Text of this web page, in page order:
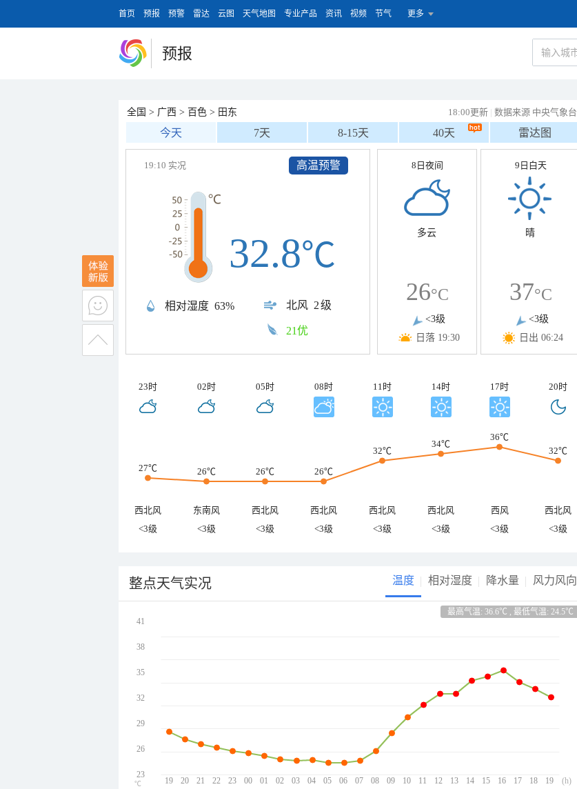
首页 预报 预警 雷达 云图 天气地图 专业产品 资讯 视频 节气 更多
预报
全国 > 广西 > 百色 > 田东 18:00更新 | 数据来源 中央气象台
今天 7天 8-15天 40天 雷达图
高温预警
19:10 实况
相对湿度 63% 北风 2级
32.8℃
21优
8日夜间
多云
26°C
<3级
日落 19:30
9日白天
晴
37°C
<3级
日出 06:24
23时 02时 05时 08时 11时 14时 17时 20时
27℃ 26℃ 26℃ 26℃
32℃
34℃
36℃
32℃
西北风 东南风 西北风 西北风 西北风 西北风 西风
西北风
<3级
<3级 <3级 <3级 <3级 <3级 <3级 <3级
整点天气实况 温度 相对湿度 降水量 风力风向
最高气温: 36.6℃ , 最低气温: 24.5℃
19 20 21 22 23 00 01 02 03 04 05 06 07 08 09 10 11 12 13 14 15 16 17 18 19
41
38
35
32
29
26
23
(h)
℃